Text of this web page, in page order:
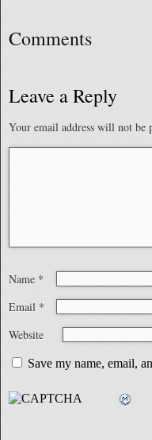
Comments
Leave a Reply
Your email address will not be
Name *
Email *
Website
Save my name, email,